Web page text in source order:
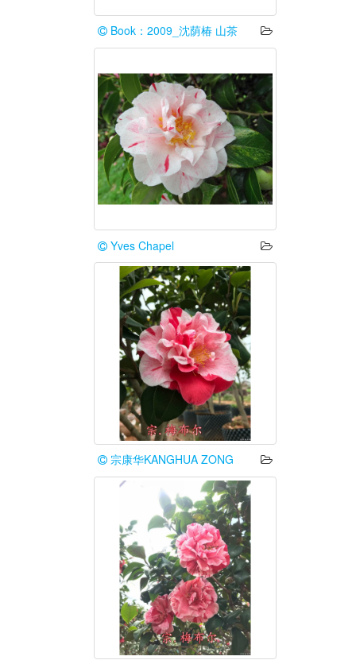
Book：2009_沈荫椿 山茶
Yves Chapel
宗康华KANGHUA ZONG